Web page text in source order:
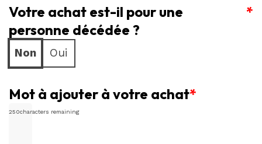
en
fleurs
*
Votre achat est-il pour une
personne décédée ?
Non Oui
*
Mot à ajouter à votre achat
250characters remaining